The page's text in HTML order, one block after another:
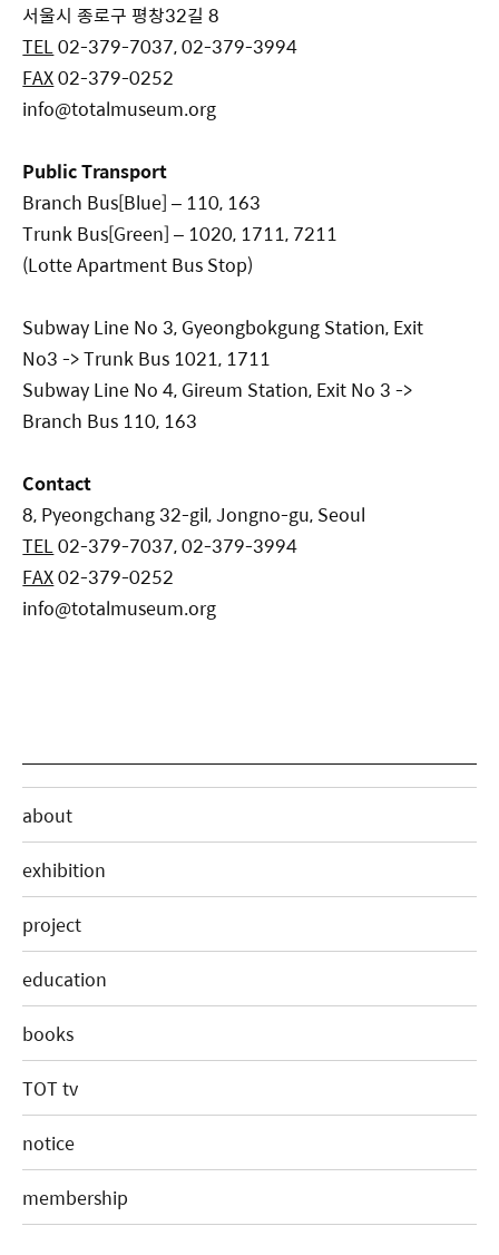
서울시 종로구 평창32길 8
TEL02-379-7037, 02-379-3994
FAX02-379-0252
info@totalmuseum.org
Public Transport
Branch Bus[Blue] – 110, 163
Trunk Bus[Green] – 1020, 1711, 7211
(Lotte Apartment Bus Stop)
Subway Line No 3, Gyeongbokgung Station, Exit
No3 -> Trunk Bus 1021, 1711
Subway Line No 4, Gireum Station, Exit No 3 ->
Branch Bus 110, 163
Contact
8, Pyeongchang 32-gil, Jongno-gu, Seoul
TEL02-379-7037, 02-379-3994
FAX02-379-0252
info@totalmuseum.org
about
exhibition
project
education
books
TOT tv
notice
membership